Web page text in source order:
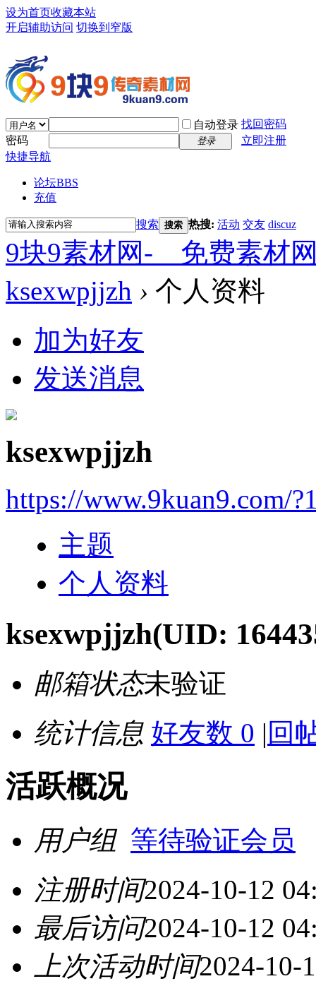
设为首页收藏本站
开启辅助访问 切换到窄版
自动登录 找回密码
密码
登录
立即注册
快捷导航
论坛BBS
充值
搜索 搜索 热搜: 活动 交友 discuz
9块9素材网-＿免费素材
ksexwpjjzh › 个人资料
加为好友
发送消息
ksexwpjjzh
https://www.9kuan9.com/
主题
个人资料
ksexwpjjzh(UID:
邮箱状态未验证
统计信息 好友数 0 | 回
活跃概况
用户组 等待验证会员
注册时间2024-10-12
最后访问2024-10-12
上次活动时间2024-10-